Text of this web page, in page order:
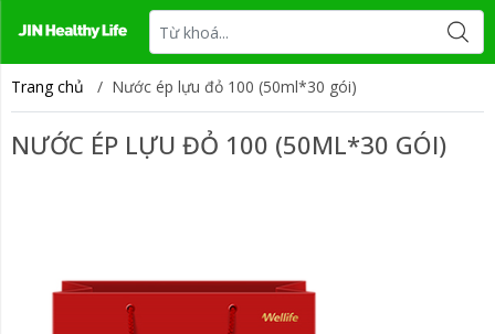
Tin tức Liên hệ
Trang chủ / Nước ép lựu đỏ 100 (50ml*30 gói)
NƯỚC ÉP LỰU ĐỎ 100 (50ML*30 GÓI)